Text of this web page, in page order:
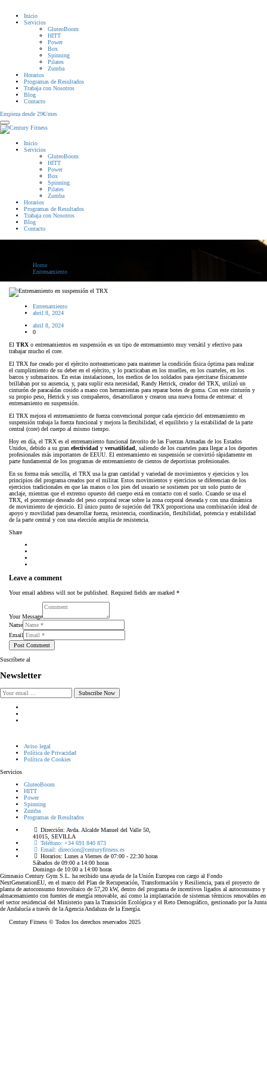
Inicio
Servicios
GluteoBoom
HITT
Power
Box
Spinning
Pilates
Zumba
Horarios
Programas de Resultados
Trabaja con Nosotros
Blog
Contacto
Empieza desde 29€/mes
Inicio
Servicios
GluteoBoom
HITT
Power
Box
Spinning
Pilates
Zumba
Horarios
Programas de Resultados
Trabaja con Nosotros
Blog
Contacto
Home
Entrenamiento
Entrenamiento
abril 8, 2024
abril 8, 2024
0
El TRX o entrenamientos en suspensión es un tipo de entrenamiento muy versátil y efectivo para
trabajar mucho el core.
El TRX fue creado por el ejército norteamericano para mantener la condición física óptima para realizar
el cumplimiento de su deber en el ejército, y lo practicaban en los muelles, en los cuarteles, en los
barcos y submarinos. En estas instalaciones, los medios de los soldados para ejercitarse físicamente
brillaban por su ausencia, y, para suplir esta necesidad, Randy Hetrick, creador del TRX, utilizó un
cinturón de paracaídas cosido a mano con herramientas para reparar botes de goma. Con este cinturón y
su propio peso, Hetrick y sus compañeros, desarrollaron y crearon una nueva forma de entrenar: el
entrenamiento en suspensión.
El TRX mejora el entrenamiento de fuerza convencional porque cada ejercicio del entrenamiento en
suspensión trabaja la fuerza funcional y mejora la flexibilidad, el equilibrio y la estabilidad de la parte
central (core) del cuerpo al mismo tiempo.
Hoy en día, el TRX es el entrenamiento funcional favorito de las Fuerzas Armadas de los Estados
Unidos, debido a su gran efectividad y versatilidad , saliendo de los cuarteles para llegar a los deportes
profesionales más importantes de EEUU. El entrenamiento en suspensión se convirtió rápidamente en
parte fundamental de los programas de entrenamiento de cientos de deportistas profesionales.
En su forma más sencilla, el TRX usa la gran cantidad y variedad de movimientos y ejercicios y los
principios del programa creados por el militar. Estos movimientos y ejercicios se diferencian de los
ejercicios tradicionales en que las manos o los pies del usuario se sostienen por un solo punto de
anclaje, mientras que el extremo opuesto del cuerpo está en contacto con el suelo. Cuando se usa el
TRX, el porcentaje deseado del peso corporal recae sobre la zona corporal deseada y con una dinámica
de movimiento de ejercicio. El único punto de sujeción del TRX proporciona una combinación ideal de
apoyo y movilidad para desarrollar fuerza, resistencia, coordinación, flexibilidad, potencia y estabilidad
de la parte central y con una elección amplia de resistencia.
Share
Leave a comment
Your email address will not be published. Required fields are marked *
Your Message
Name
Email
Suscríbete al
Newsletter
Subscribe Now
Aviso legal
Política de Privacidad
Política de Cookies
Servicios
GluteoBoom
HITT
Power
Spinning
Zumba
Programas de Resultados
Dirección: Avda. Alcalde Manuel del Valle 50,
41015, SEVILLA
Teléfono: +34 691 840 873
Email: direccion@centuryfitness.es
Horarios: Lunes a Viernes de 07:00 - 22:30 horas
Sábados de 09:00 a 14:00 horas
Domingo de 10:00 a 14:00 horas
Gimnasio Century Gym S.L. ha recibido una ayuda de la Unión Europea con cargo al Fondo
NextGenerationEU, en el marco del Plan de Recuperación, Transformación y Resiliencia, para el proyecto de
planta de autoconsumo fotovoltaico de 57,20 kW, dentro del programa de incentivos ligados al autoconsumo y
almacenamiento con fuentes de energía renovable, así como la implantación de sistemas térmicos renovables en
el sector residencial del Ministerio para la Transición Ecológica y el Reto Demográfico, gestionado por la Junta
de Andalucía a través de la Agencia Andaluza de la Energía.
Century Fitness © Todos los derechos reservados 2025